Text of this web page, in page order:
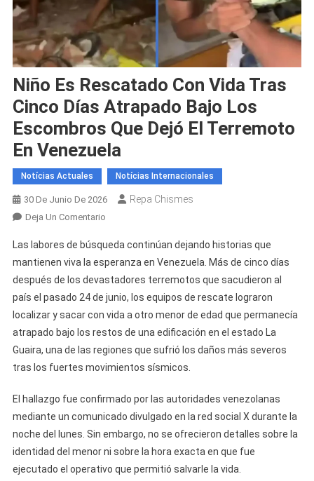
Niño Es Rescatado Con Vida Tras
Cinco Días Atrapado Bajo Los
Escombros Que Dejó El Terremoto
En Venezuela
Notícias Actuales Notícias Internacionales
30 De Junio De 2026 Repa Chismes
Deja Un ComentarioEn
Es
Rescatado
Con
Vida
Tras
Cinco
Días
Atrapado
Escombros
El
Terremoto
Las labores de búsqueda continúan dejando historias que
mantienen viva la esperanza en Venezuela. Más de cinco días
después de los devastadores terremotos que sacudieron al
país el pasado 24 de junio, los equipos de rescate lograron
localizar y sacar con vida a otro menor de edad que permanecía
atrapado bajo los restos de una edificación en el estado La
Guaira, una de las regiones que sufrió los daños más severos
tras los fuertes movimientos sísmicos.
El hallazgo fue confirmado por las autoridades venezolanas
mediante un comunicado divulgado en la red social X durante la
noche del lunes. Sin embargo, no se ofrecieron detalles sobre la
identidad del menor ni sobre la hora exacta en que fue
ejecutado el operativo que permitió salvarle la vida.